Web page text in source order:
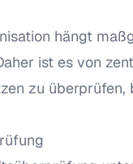
hängt
ist es von
zu überprüfen,